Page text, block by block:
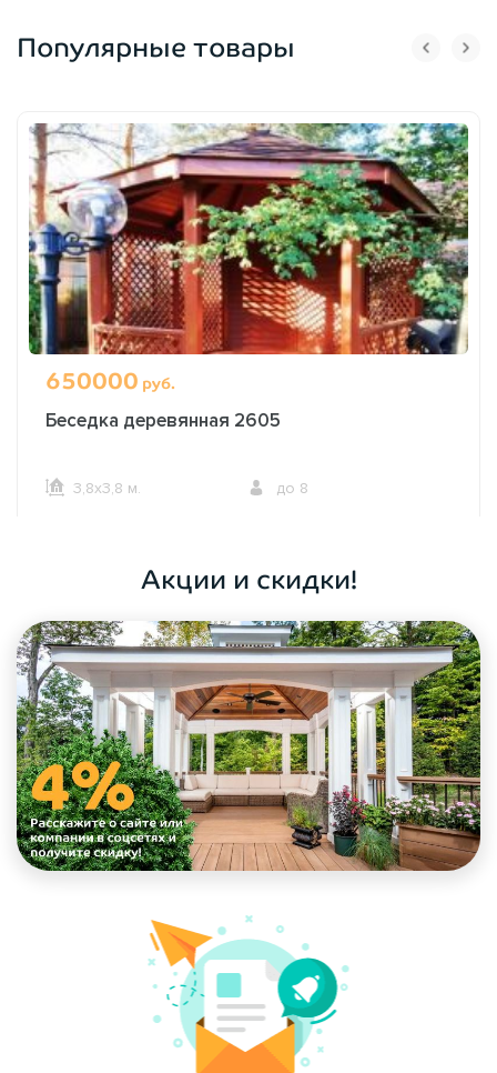
Популярные товары
650000 руб.
Беседка деревянная 2605
3,8х3,8 м. до 8
Акции и скидки!